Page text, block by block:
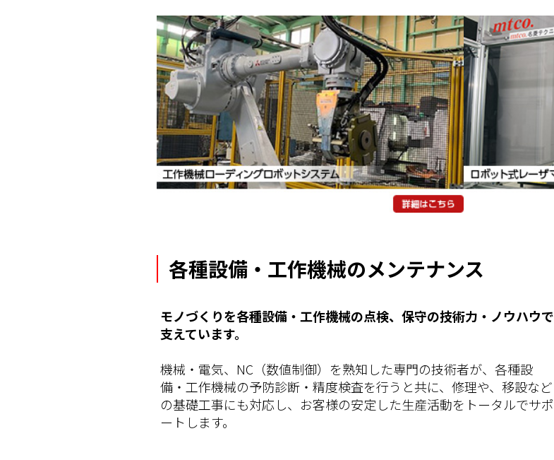
各種設備・工作機械のメンテナンス
モノづくりを各種設備・工作機械の点検、保守の技術力・ノウハウで
支えています。
機械・電気、NC（数値制御）を熟知した専門の技術者が、各種設
備・工作機械の予防診断・精度検査を行うと共に、修理や、移設など
の基礎工事にも対応し、お客様の安定した生産活動をトータルでサポ
ートします。